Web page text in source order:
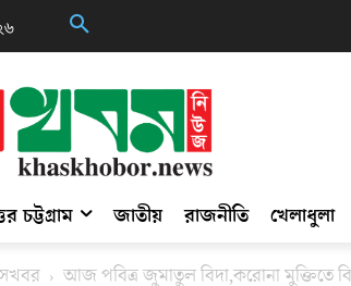
চট্টগ্রাম জাতীয় রাজনীতি খেলাধুলা
আজ পবিত্র জুমাতুল বিদা,করোনা মুক্তিতে